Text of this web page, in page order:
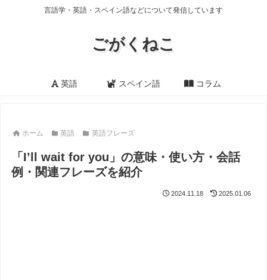
言語学・英語・スペイン語などについて発信しています
ごがくねこ
英語 スペイン語 コラム
ホーム 英語 英語フレーズ
「I’ll wait for you」の意味・使い方・会話
例・関連フレーズを紹介
2024.11.18 2025.01.06